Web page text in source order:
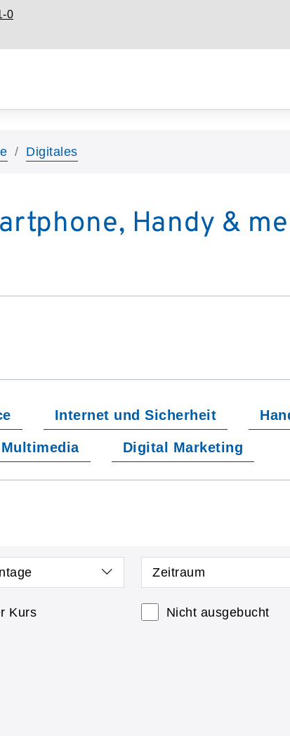
0
Digitales
Handy &
Internet und Sicherheit
Multimedia Digital Marketing
Zeitraum
Kurs Nicht ausgebucht